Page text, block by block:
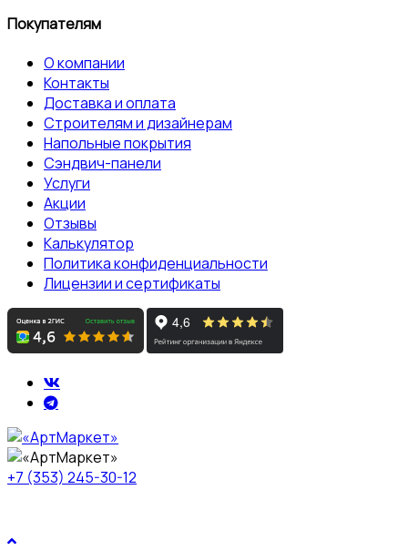
Покупателям
О компании
Контакты
Доставка и оплата
Строителям и дизайнерам
Напольные покрытия
Сэндвич-панели
Услуги
Акции
Отзывы
Калькулятор
Политика конфиденциальности
Лицензии и сертификаты
+7 (353) 245-30-12